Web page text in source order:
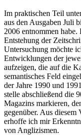
Im praktischen Teil
aus den Ausgaben Juli
2006 entnommen
Entstehung der
Untersuchung möchte
Entwicklungen der
aufzeigen, die auf die
semantisches Feld
der Jahre 1990 und
stelle abschließend die
Magazins markieren,
gegenüber. Aus diesem
erhoffe ich mir
von Anglizismen.